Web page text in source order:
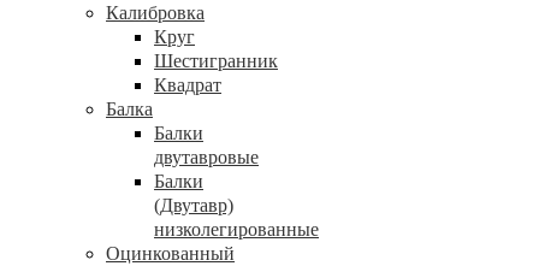
Калибровка
Круг
Шестигранник
Квадрат
Балка
Балки
двутавровые
Балки
(Двутавр)
низколегированные
Оцинкованный